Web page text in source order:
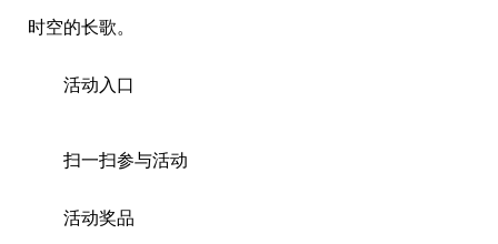
时空的长歌。
活动入口
扫一扫参与活动
活动奖品